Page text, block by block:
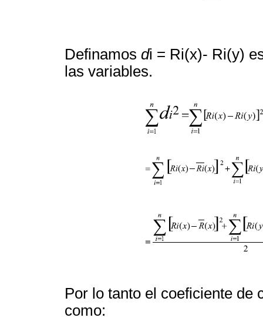
Definamos di = Ri(x)- Ri(y)
las variables.
Por lo tanto el coeficiente de
como: